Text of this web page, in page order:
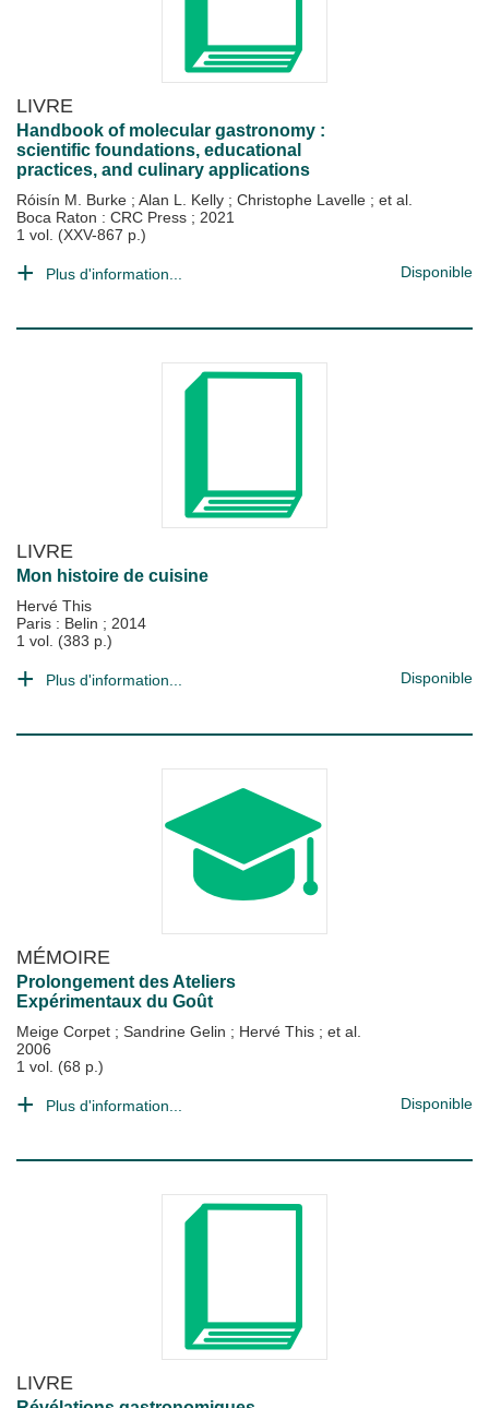
LIVRE
Handbook of molecular gastronomy :
scientific foundations, educational
practices, and culinary applications
Róisín M. Burke ; Alan L. Kelly ; Christophe Lavelle ; et al.
Boca Raton : CRC Press ; 2021
1 vol. (XXV-867 p.)
Plus d'information... Disponible
LIVRE
Mon histoire de cuisine
Hervé This
Paris : Belin ; 2014
1 vol. (383 p.)
Plus d'information... Disponible
MÉMOIRE
Prolongement des Ateliers
Expérimentaux du Goût
Meige Corpet ; Sandrine Gelin ; Hervé This ; et al.
2006
1 vol. (68 p.)
Plus d'information... Disponible
LIVRE